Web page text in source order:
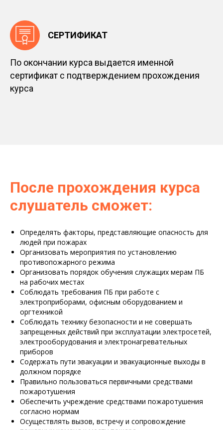
СЕРТИФИКАТ
По окончании курса выдается именной
сертификат с подтверждением прохождения
курса
После прохождения курса
слушатель сможет:
Определять факторы, представляющие опасность для
людей при пожарах
Организовать мероприятия по установлению
противопожарного режима
Организовать порядок обучения служащих мерам ПБ
на рабочих местах
Соблюдать требования ПБ при работе с
электроприборами, офисным оборудованием и
оргтехникой
Соблюдать технику безопасности и не совершать
запрещенных действий при эксплуатации электросетей,
электрооборудования и электронагревательных
приборов
Содержать пути эвакуации и эвакуационные выходы в
должном порядке
Правильно пользоваться первичными средствами
пожаротушения
Обеспечить учреждение средствами пожаротушения
согласно нормам
Осуществлять вызов, встречу и сопровождение